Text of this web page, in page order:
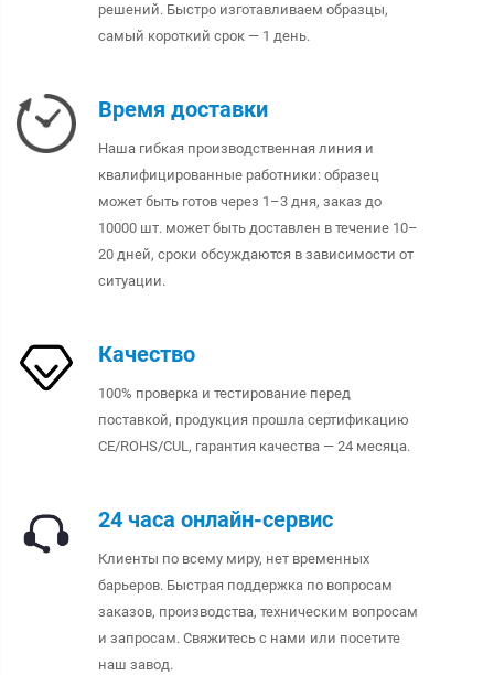
решений. Быстро изготавливаем образцы,
самый короткий срок — 1 день.
Время доставки
Наша гибкая производственная линия и
квалифицированные работники: образец
может быть готов через 1–3 дня, заказ до
10000 шт. может быть доставлен в течение 10–
20 дней, сроки обсуждаются в зависимости от
ситуации.
Качество
100% проверка и тестирование перед
поставкой, продукция прошла сертификацию
CE/ROHS/CUL, гарантия качества — 24 месяца.
24 часа онлайн-сервис
Клиенты по всему миру, нет временных
барьеров. Быстрая поддержка по вопросам
заказов, производства, техническим вопросам
и запросам. Свяжитесь с нами или посетите
наш завод.